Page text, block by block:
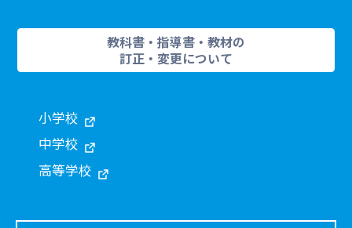
教科書・指導書・教材の
訂正・変更について
小学校
中学校
高等学校